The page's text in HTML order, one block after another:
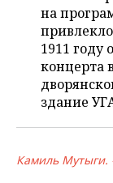
на
1911 году
концерта
здание
Камиль Мутыги.